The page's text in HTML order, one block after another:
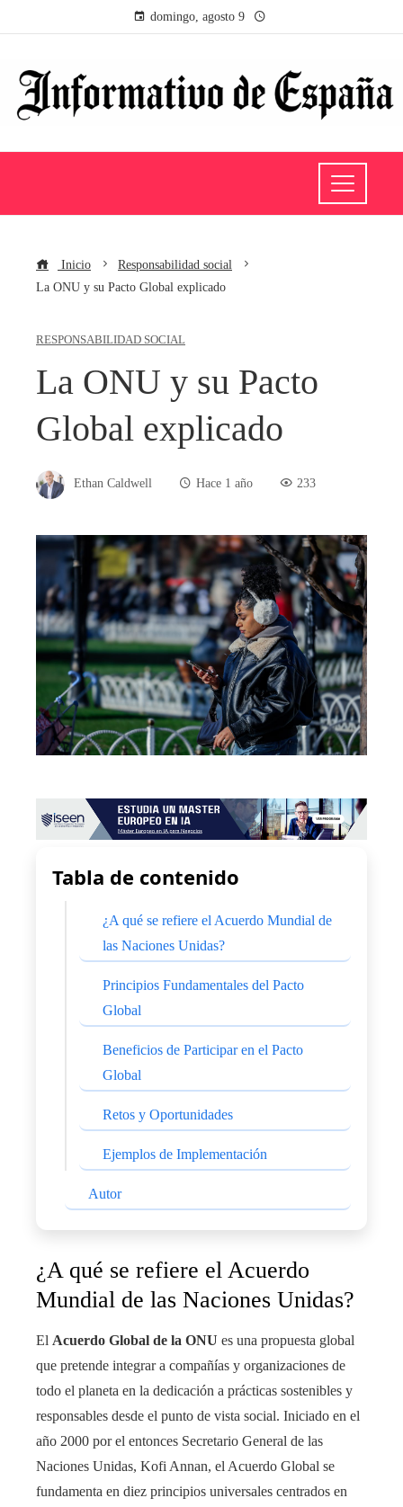
domingo, agosto 9
Inicio
Responsabilidad social
La ONU y su Pacto Global explicado
RESPONSABILIDAD SOCIAL
La ONU y su Pacto
Global explicado
Ethan Caldwell Hace 1 año 233
Tabla de contenido
¿A qué se refiere el Acuerdo Mundial de
las Naciones Unidas?
Principios Fundamentales del Pacto
Global
Beneficios de Participar en el Pacto
Global
Retos y Oportunidades
Ejemplos de Implementación
Autor
¿A qué se refiere el Acuerdo
Mundial de las Naciones Unidas?
El Acuerdo Global de la ONU es una propuesta global
que pretende integrar a compañías y organizaciones de
todo el planeta en la dedicación a prácticas sostenibles y
responsables desde el punto de vista social. Iniciado en el
año 2000 por el entonces Secretario General de las
Naciones Unidas, Kofi Annan, el Acuerdo Global se
fundamenta en diez principios universales centrados en